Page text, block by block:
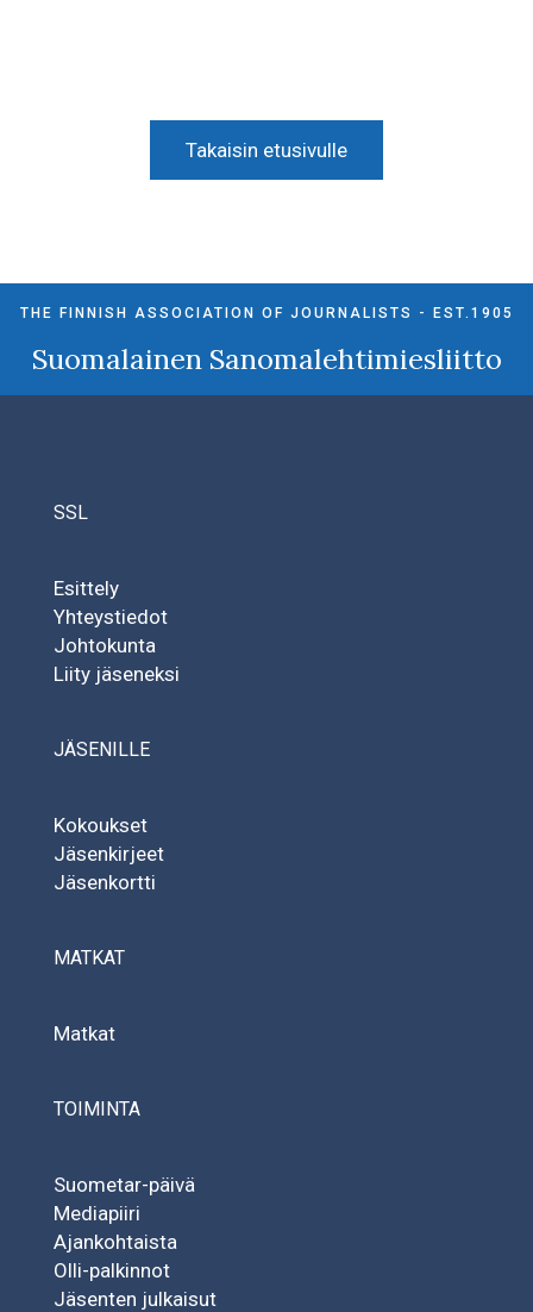
Takaisin etusivulle
THE FINNISH ASSOCIATION OF JOURNALISTS - EST.1905
Suomalainen Sanomalehtimiesliitto
SSL
Esittely
Yhteystiedot
Johtokunta
Liity jäseneksi
JÄSENILLE
Kokoukset
Jäsenkirjeet
Jäsenkortti
MATKAT
Matkat
TOIMINTA
Suometar-päivä
Mediapiiri
Ajankohtaista
Olli-palkinnot
Jäsenten julkaisut